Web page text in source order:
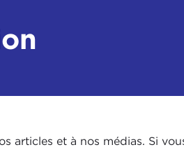
articles et à nos médias. Si